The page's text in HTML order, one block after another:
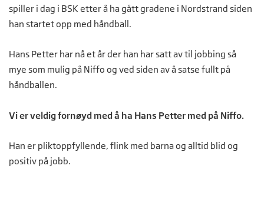
spiller i dag i BSK etter å ha gått gradene i Nordstrand siden
han startet opp med håndball.
Hans Petter har nå et år der han har satt av til jobbing så
mye som mulig på Niffo og ved siden av å satse fullt på
håndballen.
Vi er veldig fornøyd med å ha Hans Petter med på Niffo.
Han er pliktoppfyllende, flink med barna og alltid blid og
positiv på jobb.